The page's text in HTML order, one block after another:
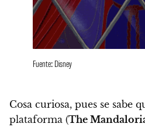
Fuente: Disney
Cosa curiosa, pues se sabe
plataforma (The